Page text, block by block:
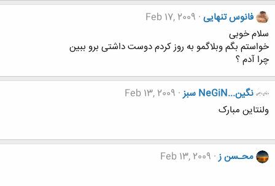
فانوس تنهایی Feb 17, 2009
سلام خوبی
خواستم بگم وبلاگمو به روز کردم دوست داشتی برو ببین
چرا آدم ؟
نگين...NeGiN سبز
Feb 13, 2009
ولنتاین مبارک
محـسن ز Feb 13, 2009